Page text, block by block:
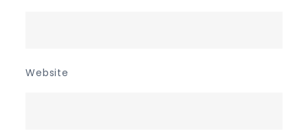
Website